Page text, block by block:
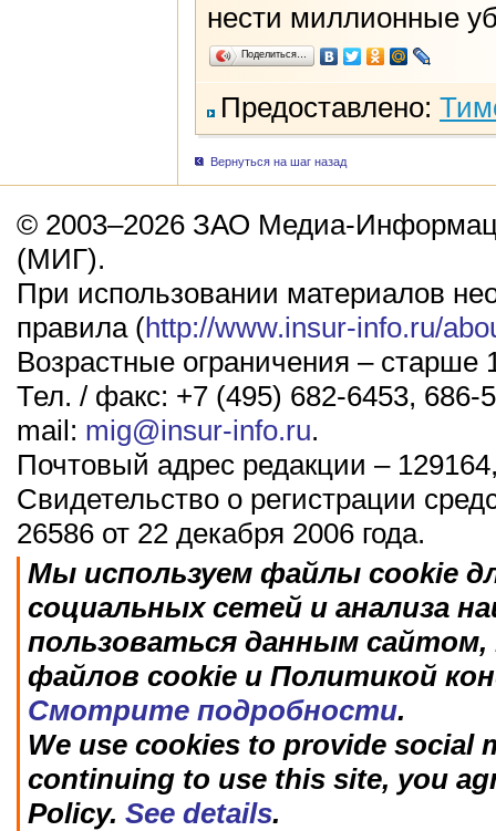
нести миллионные
Поделиться…
Предоставлено:
Вернуться на шаг назад
© 2003–2026 ЗАО Медиа-
(МИГ).
При использовании материалов
правила (http://www.insur-info.ru/
Возрастные ограничения – старше
Тел. / факс: +7 (495) 682-6453, 686-
mail: mig@insur-info.ru.
Почтовый адрес редакции –
Свидетельство о регистрации
26586 от 22 декабря 2006 года.
Мы используем файлы cookie
социальных сетей и анализа
пользоваться данным
файлов cookie и Политикой
Смотрите подробности.
We use cookies to provide social
continuing to use this site, you
Policy. See details.